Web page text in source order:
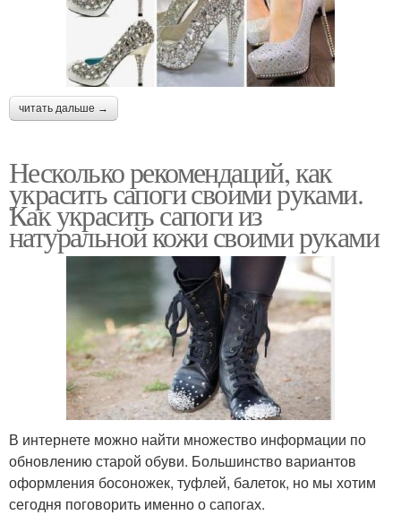
читать дальше →
Несколько рекомендаций, как
украсить сапоги своими руками.
Как украсить сапоги из
натуральной кожи своими руками
В интернете можно найти множество информации по
обновлению старой обуви. Большинство вариантов
оформления босоножек, туфлей, балеток, но мы хотим
сегодня поговорить именно о сапогах.